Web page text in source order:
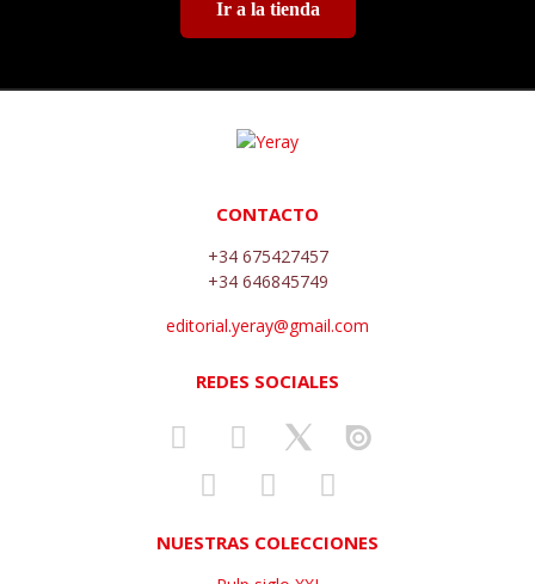
Ir a la tienda
CONTACTO
+34 675427457
+34 646845749
editorial.yeray@gmail.com
REDES SOCIALES
NUESTRAS COLECCIONES